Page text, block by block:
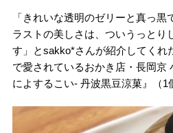
「きれいな透明のゼリーと真っ黒
ラストの美しさは、ついうっとり
す」とsakko*さんが紹介してくれ
で愛されているおかき店・長岡京
によするこい- 丹波黒豆涼菓』（1